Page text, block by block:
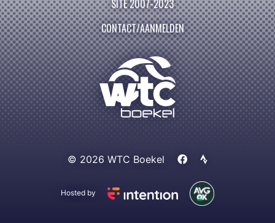
SITE 2007-2023
CONTACT/AANMELDEN
© 2026 WTC Boekel
Hosted by